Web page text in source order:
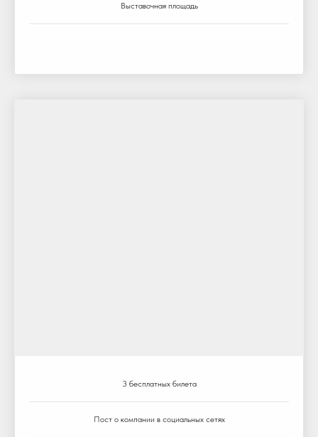
Выставочная площадь
3 бесплатных билета
Пост о компании в социальных сетях